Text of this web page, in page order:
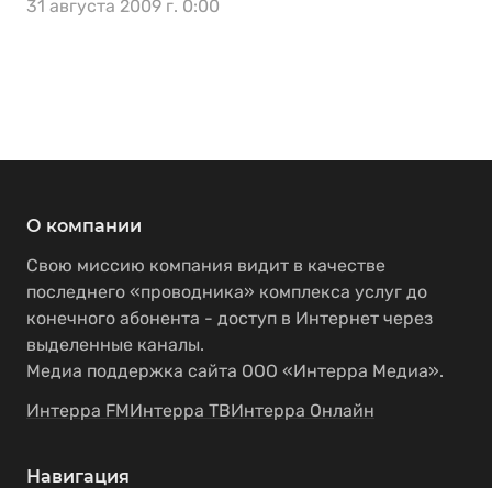
31 августа 2009 г. 0:00
О компании
Свою миссию компания видит в качестве
последнего «проводника» комплекса услуг до
конечного абонента - доступ в Интернет через
выделенные каналы.
Медиа поддержка сайта ООО «Интерра Медиа».
Интерра FMИнтерра ТВИнтерра Онлайн
Навигация